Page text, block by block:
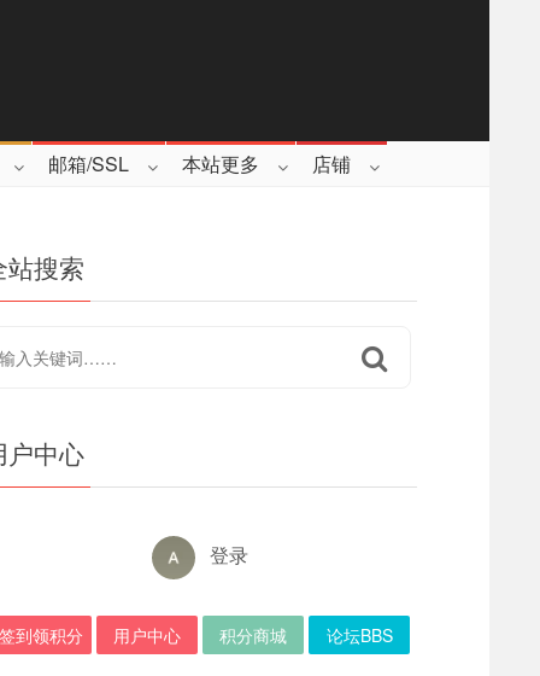
邮箱/SSL 本站更多 店铺
站搜索
户中心
登录
签到领积分 用户中心 积分商城 论坛BBS